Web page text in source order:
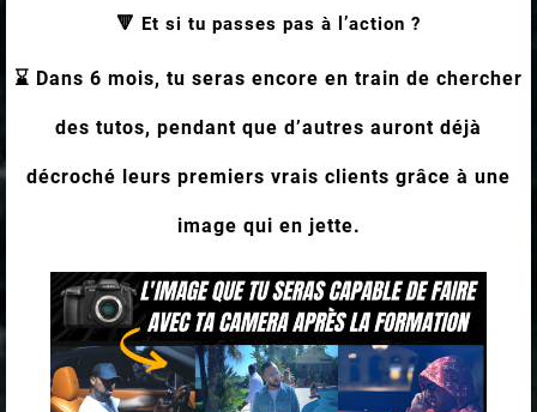
🔻 Et si tu passes pas à l’action ?
⌛ Dans 6 mois, tu seras encore en train de chercher
des tutos, pendant que d’autres auront déjà
décroché leurs premiers vrais clients grâce à une
image qui en jette.